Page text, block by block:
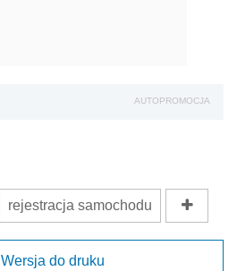
AUTOPROMOCJA
rejestracja samochodu
Wersja do druku